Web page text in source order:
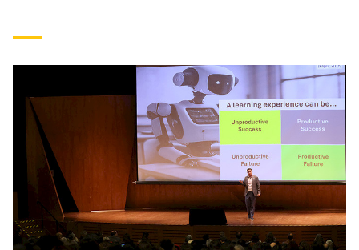
Padres y familia
Vecinos launch
Donaciones